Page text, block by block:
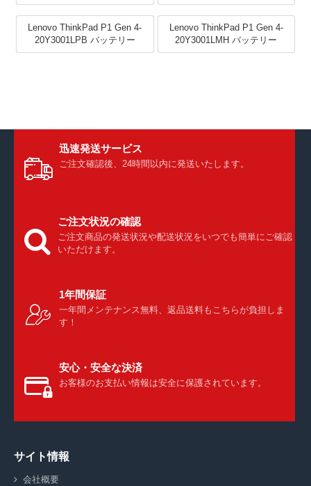
Lenovo ThinkPad P1 Gen 4-
20Y3001LPB バッテリー
Lenovo ThinkPad P1 Gen 4-
20Y3001LMH バッテリー
迅速発送サービス
ご注文確認後、24時間以内に発送いたします。
ご注文状況の確認
ご注文商品の発送状況や配送状況をいつでも簡単にご確認
いただけます。
1年間保証
一年間メンテナンス無料、返品送料もこちらが負担しま
す！
安心・安全な決済
お客様のお支払い情報は安全に保護されています。
サイト情報
会社概要